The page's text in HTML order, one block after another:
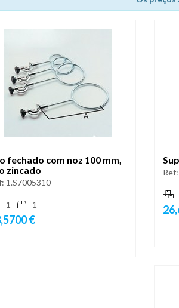
fechado com noz 100 mm,
zincado
1.S7005310
1 1
€
Ref: